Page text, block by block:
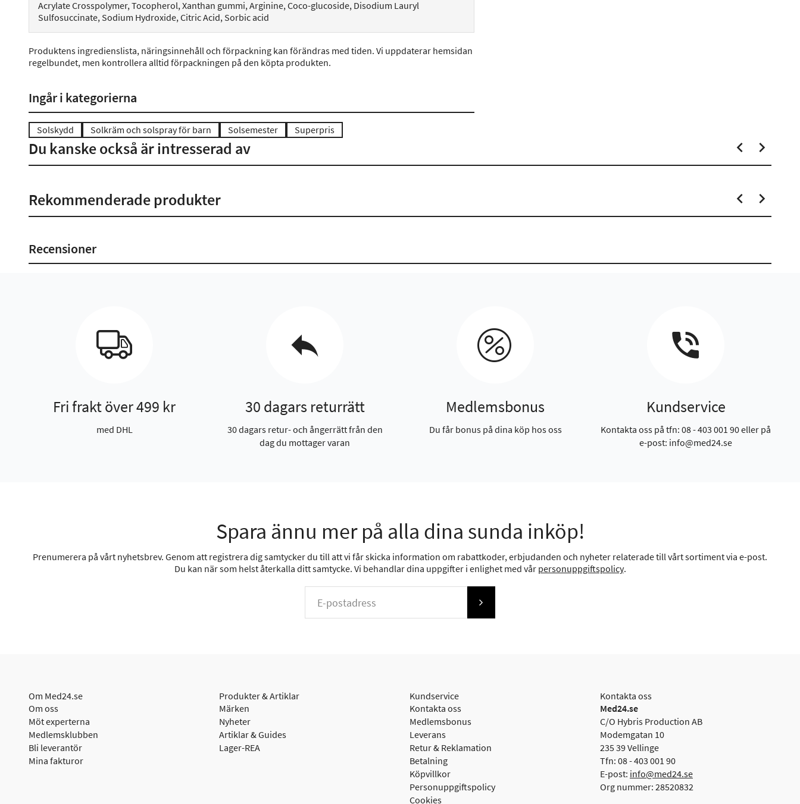
Acrylate Crosspolymer, Tocopherol, Xanthan gummi, Arginine, Coco-glucoside, Disodium Lauryl
Sulfosuccinate, Sodium Hydroxide, Citric Acid, Sorbic acid
Produktens ingredienslista, näringsinnehåll och förpackning kan förändras med tiden. Vi uppdaterar hemsidan
regelbundet, men kontrollera alltid förpackningen på den köpta produkten.
Ingår i kategorierna
Solskydd Solkräm och solspray för barn Solsemester Superpris
Du kanske också är intresserad av
Rekommenderade produkter
Recensioner
Fri frakt över 499 kr
med DHL
30 dagars returrätt
30 dagars retur- och ångerrätt från den
dag du mottager varan
Medlemsbonus
Du får bonus på dina köp hos oss
Kundservice
Kontakta oss på tfn: 08 - 403 001 90 eller på
e-post: info@med24.se
Spara ännu mer på alla dina sunda inköp!
Prenumerera på vårt nyhetsbrev. Genom att registrera dig samtycker du till att vi får skicka information om rabattkoder, erbjudanden och nyheter relaterade till vårt sortiment via e-post.
Du kan när som helst återkalla ditt samtycke. Vi behandlar dina uppgifter i enlighet med vår personuppgiftspolicy.
Om Med24.se
Om oss
Möt experterna
Medlemsklubben
Bli leverantör
Mina fakturor
Produkter & Artiklar
Märken
Nyheter
Artiklar & Guides
Lager-REA
Kundservice
Kontakta oss
Medlemsbonus
Leverans
Retur & Reklamation
Betalning
Köpvillkor
Personuppgiftspolicy
Cookies
Kontakta oss
Med24.se
C/O Hybris Production AB
Modemgatan 10
235 39 Vellinge
Tfn: 08 - 403 001 90
E-post: info@med24.se
Org nummer: 28520832